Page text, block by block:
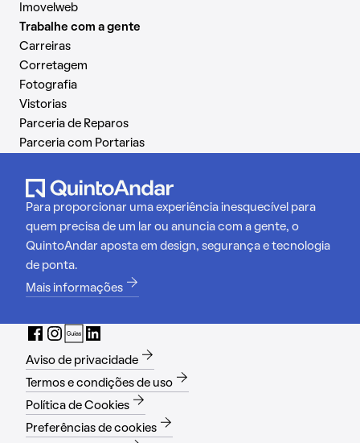
Imovelweb
Trabalhe com a gente
Carreiras
Corretagem
Fotografia
Vistorias
Parceria de Reparos
Parceria com Portarias
Para proporcionar uma experiência inesquecível para
quem precisa de um lar ou anuncia com a gente, o
QuintoAndar aposta em design, segurança e tecnologia
de ponta.
Mais informações
Aviso de privacidade
Termos e condições de uso
Política de Cookies
Preferências de cookies